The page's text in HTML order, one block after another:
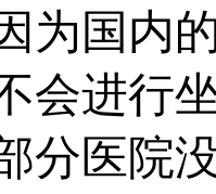
为国内
会进行
分医院